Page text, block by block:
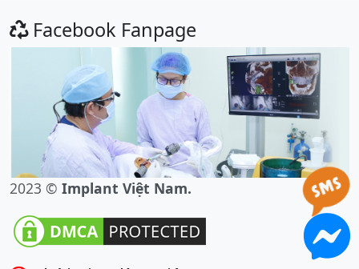
Facebook Fanpage
2023 © Implant Việt Nam.